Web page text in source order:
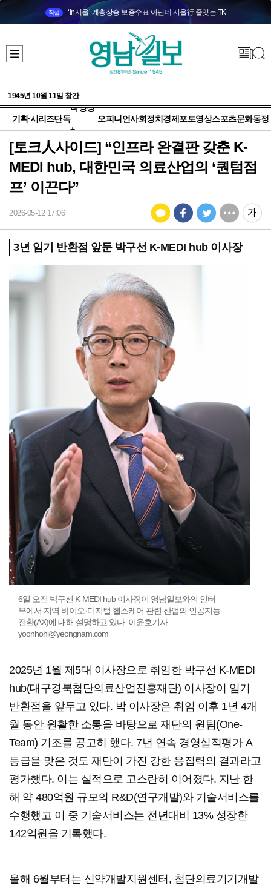
직설 ‘in서울’ 계층상승 보증수표 아닌데 서울行 줄잇는 TK
1945년 10월 11일 창간
기획·시리즈단독
다양성
+
오피니언사회정치 경제 포토영상스포츠문화동정
[토크人사이드] “인프라 완결판 갖춘 K-
MEDI hub, 대한민국 의료산업의 ‘퀀텀점
프’ 이끈다”
2026-05-12 17:06
3년 임기 반환점 앞둔 박구선 K-MEDI hub 이사장
6일 오전 박구선 K-MEDI hub 이사장이 영남일보와의 인터
뷰에서 지역 바이오·디지털 헬스케어 관련 산업의 인공지능
전환(AX)에 대해 설명하고 있다. 이윤호기자
yoonhohi@yeongnam.com
2025년 1월 제5대 이사장으로 취임한 박구선 K-MEDI
hub(대구경북첨단의료산업진흥재단) 이사장이 임기
반환점을 앞두고 있다. 박 이사장은 취임 이후 1년 4개
월 동안 원활한 소통을 바탕으로 재단의 원팀(One-
Team) 기조를 공고히 했다. 7년 연속 경영실적평가 A
등급을 맞은 것도 재단이 가진 강한 응집력의 결과라고
평가했다. 이는 실적으로 고스란히 이어졌다. 지난 한
해 약 480억원 규모의 R&D(연구개발)와 기술서비스를
수행했고 이 중 기술서비스는 전년대비 13% 성장한
142억원을 기록했다.
올해 6월부터는 신약개발지원센터, 첨단의료기기개발